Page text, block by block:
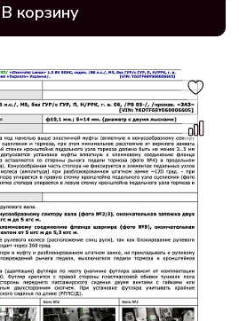
В корзину